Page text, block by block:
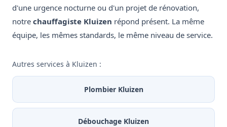
d'une urgence nocturne ou d'un projet de rénovation,
notre chauffagiste Kluizen répond présent. La même
équipe, les mêmes standards, le même niveau de service.
Autres services à Kluizen :
Plombier Kluizen
Débouchage Kluizen